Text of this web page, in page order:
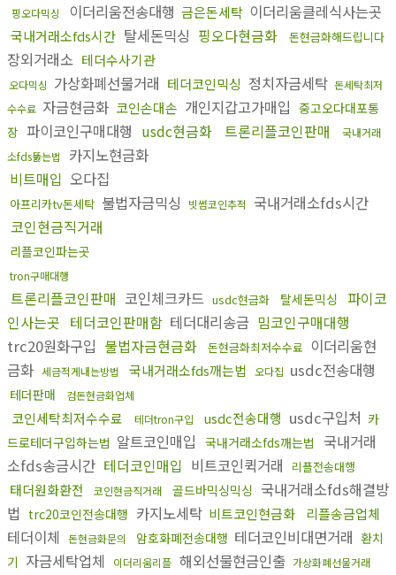
핑오다믹싱 이더리움전송대행 금은돈세탁 이더리움클레식사는곳
국내거래소fds시간 탈세돈믹싱 핑오다현금화 돈현금화해드립니다
장외거래소 테더수사기관
오다믹싱 가상화폐선물거래 테더코인믹싱 정치자금세탁 돈세탁최저
수수료 자금현금화 코인손대손 개인지갑고가매입 중고오다대포통
장 파이코인구매대행 usdc현금화 트론리플코인판매
국내거래
소fds뚫는법
카지노현금화
비트매입 오다집
아프리카tv돈세탁 불법자금믹싱 빗썸코인추적
국내거래소fds시간
코인현금직거래
리플코인파는곳
tron구매대행
트론리플코인판매 코인체크카드 usdc현금화 탈세돈믹싱
파이코
인사는곳 테더코인판매함 테더대리송금 밈코인구매대행
trc20원화구입 불법자금현금화 돈현금화최저수수료 이더리움현
금화 세금적게내는방법 국내거래소fds깨는법 오다집 usdc전송대행
테더판매 검돈현금화업체
코인세탁최저수수료 테더tron구입 usdc전송대행 usdc구입처 카
드로테더구입하는법 알트코인매입 국내거래소fds깨는법
국내거래
소fds송금시간 테더코인매입 비트코인퀵거래 리플전송대행
태더원화환전 코인현금직거래 골드바믹싱믹싱 국내거래소fds해결방
법 trc20코인전송대행 카지노세탁 비트코인현금화 리플송금업체
테더이체 돈현금화문의 암호화폐전송대행 테더코인비대면거래 환치
기 자금세탁업체 이더리움리플 해외선물현금인출 가상화폐선물거래